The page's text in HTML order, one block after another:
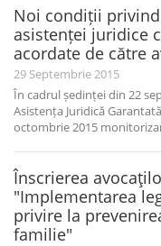
Noi condiții
asistenței juridice
acordate de către
29 Septembrie 2015
În cadrul ședinței din 22
Asistența Juridică
octombrie 2015
Înscrierea
"Implementarea
privire la
familie"